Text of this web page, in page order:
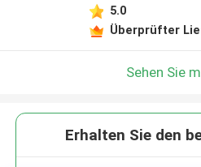
5.0
Überprüfter
Sehen Sie
Erhalten Sie den